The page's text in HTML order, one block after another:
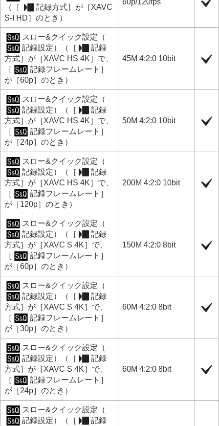
（［
記録方式］が［XAVC
S-I HD］のとき）
60p/120fps
スロー&クイック設定 （
記録設定）（ ［
記録
方式］ が ［XAVC HS 4K］ で、
［
記録フレームレート］
が ［60p］ のとき）
45M 4:2:0 10bit
スロー&クイック設定 （
記録設定）（ ［
記録
方式］ が ［XAVC HS 4K］ で、
［
記録フレームレート］
が ［24p］ のとき）
50M 4:2:0 10bit
スロー&クイック設定 （
記録設定）（ ［
記録
方式］ が ［XAVC HS 4K］ で、
［
記録フレームレート］
が ［120p］ のとき）
200M 4:2:0 10bit
スロー&クイック設定 （
記録設定）（ ［
記録
方式］ が ［XAVC S 4K］ で、
［
記録フレームレート］
が ［60p］ のとき）
150M 4:2:0 8bit
スロー&クイック設定 （
記録設定）（ ［
記録
方式］ が ［XAVC S 4K］ で、
［
記録フレームレート］
が ［30p］ のとき）
60M 4:2:0 8bit
スロー&クイック設定 （
記録設定）（ ［
記録
方式］ が ［XAVC S 4K］ で、
［
記録フレームレート］
が ［24p］ のとき）
60M 4:2:0 8bit
スロー&クイック設定 （
記録設定）（ ［
記録